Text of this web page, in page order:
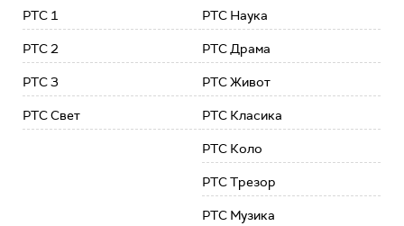
РТС 1
РТС 2
РТС 3
РТС Свет
РТС Наука
РТС Драма
РТС Живот
РТС Класика
РТС Коло
РТС Трезор
РТС Музика